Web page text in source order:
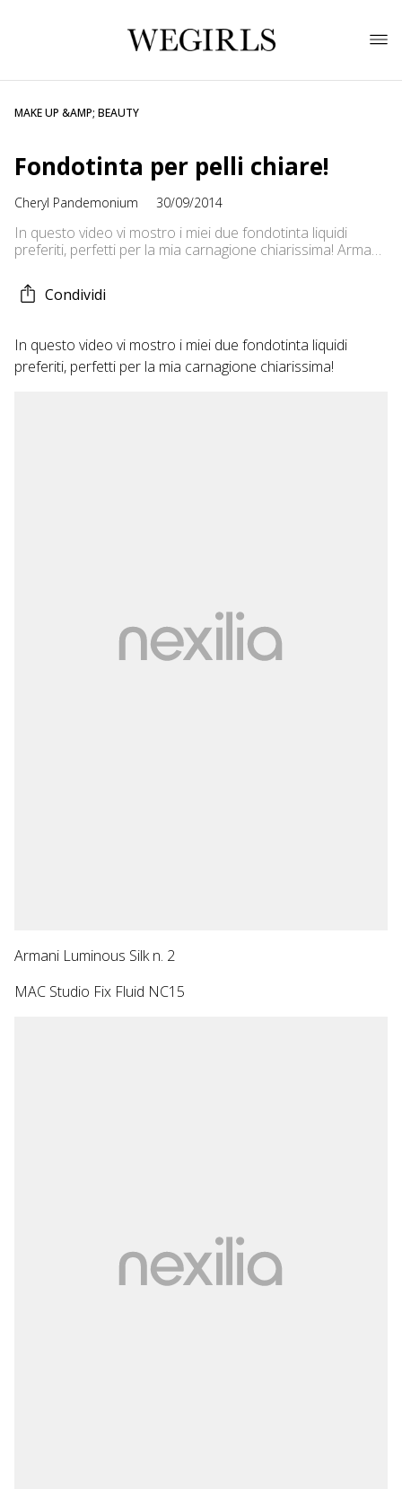
MAKE UP &AMP; BEAUTY
Fondotinta per pelli chiare!
Cheryl Pandemonium 30/09/2014
In questo video vi mostro i miei due fondotinta liquidi
preferiti, perfetti per la mia carnagione chiarissima! Armani
Bijou Brigitte — Facebook:
https://www.facebook.com/CherylsPandemonium Twitter:
cherylpandemonium Blog:
http://cherylpandemonium.blogspot.it/
Condividi
In questo video vi mostro i miei due fondotinta liquidi
preferiti, perfetti per la mia carnagione chiarissima!
Armani Luminous Silk n. 2
MAC Studio Fix Fluid NC15